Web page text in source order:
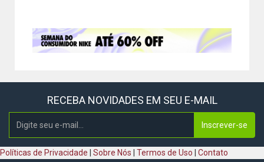
RECEBA NOVIDADES EM SEU E-MAIL
Inscrever-se
Políticas de Privacidade Sobre Nós Termos de Uso Contato